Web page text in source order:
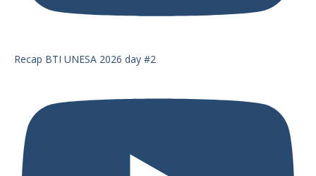
Recap BTI UNESA 2026 day #2